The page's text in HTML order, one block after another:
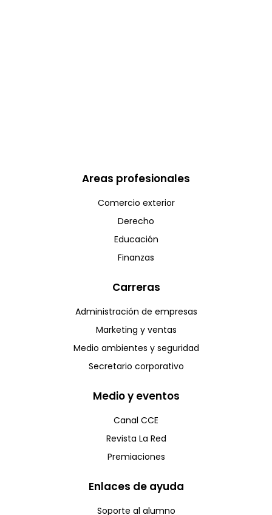
Areas profesionales
Comercio exterior
Derecho
Educación
Finanzas
Carreras
Administración de empresas
Marketing y ventas
Medio ambientes y seguridad
Secretario corporativo
Medio y eventos
Canal CCE
Revista La Red
Premiaciones
Enlaces de ayuda
Soporte al alumno